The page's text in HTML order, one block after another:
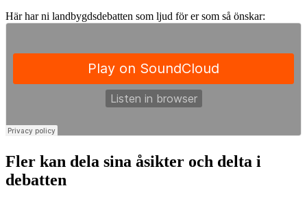
Här har ni landbygdsdebatten som ljud för er som så önskar:
Fler kan dela sina åsikter och delta i
debatten